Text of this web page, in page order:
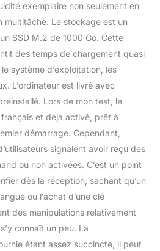
exemplaire non seulement en
multitâche. Le stockage est un
SSD M.2 de 1000 Go. Cette
des temps de chargement quasi
système d’exploitation, les
L’ordinateur est livré avec
Lors de mon test, le
et déjà activé, prêt à
démarrage. Cependant,
signalent avoir reçu des
ou non activées. C’est un point
dès la réception, sachant qu’un
ou l’achat d’une clé
des manipulations relativement
connaît un peu. La
étant assez succincte, il peut